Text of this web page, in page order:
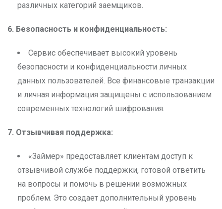
различных категорий заемщиков.
6. Безопасность и конфиденциальность:
Сервис обеспечивает высокий уровень
безопасности и конфиденциальности личных
данных пользователей. Все финансовые транзакции
и личная информация защищены с использованием
современных технологий шифрования.
7. Отзывчивая поддержка:
«Займер» предоставляет клиентам доступ к
отзывчивой службе поддержки, готовой ответить
на вопросы и помочь в решении возможных
проблем. Это создает дополнительный уровень